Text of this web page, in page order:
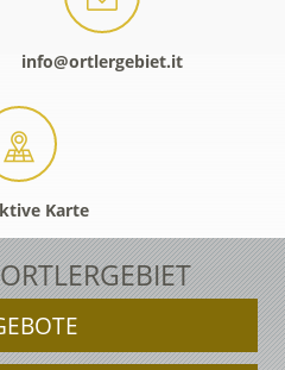
info@ortlergebiet.it
Karte